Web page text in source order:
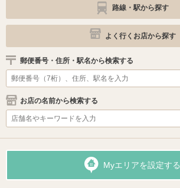
路線・駅から探す
よく行くお店から探す
郵便番号・住所・駅名から検索する
お店の名前から検索する
Myエリアを設定する